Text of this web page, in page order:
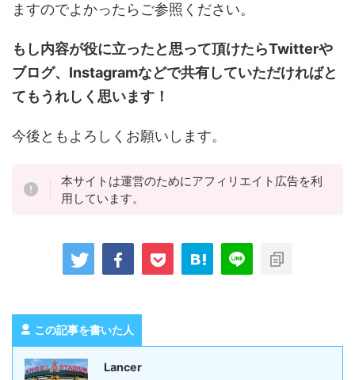
ますのでよかったらご参照ください。
もし内容が役に立ったと思って頂けたらTwitterや
ブログ、Instagramなどで共有していただければと
てもうれしく思います！
今後ともよろしくお願いします。
本サイトは運営のためにアフィリエイト広告を利
用しています。
この記事を書いた人
Lancer